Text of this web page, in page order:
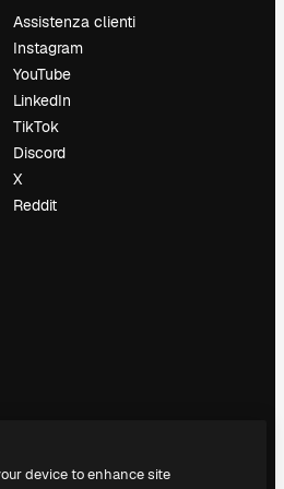
Assistenza clienti
Instagram
YouTube
LinkedIn
TikTok
Discord
X
Reddit
device to enhance site